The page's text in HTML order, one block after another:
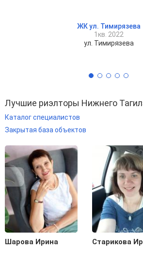
ЖК ул. Тимирязева
1кв. 2022
ул. Тимирязева
Лучшие риэлторы Нижнего
Каталог специалистов
Закрытая база объектов
Шарова Ирина Старикова